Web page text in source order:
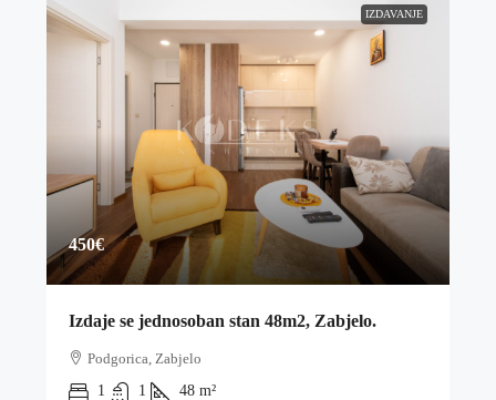
IZDAVANJE
450€
Izdaje se jednosoban stan 48m2, Zabjelo.
Podgorica, Zabjelo
1
1 48 m²